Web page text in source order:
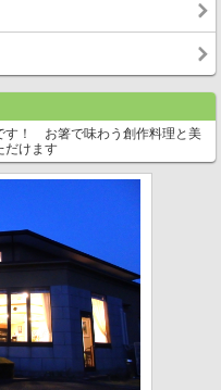
す！ お箸で味わう創作料理と美
だけます